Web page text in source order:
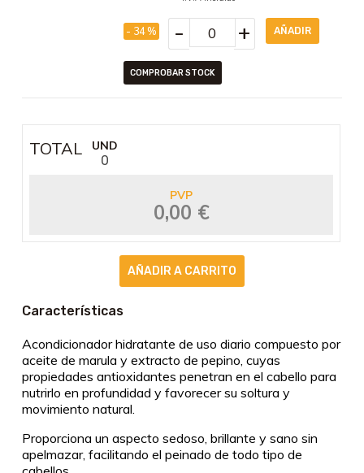
- 34 % - +
COMPROBAR STOCK
TOTAL UND
0
PVP
0,00 €
Características
Acondicionador hidratante de uso diario compuesto por
aceite de marula y extracto de pepino, cuyas
propiedades antioxidantes penetran en el cabello para
nutrirlo en profundidad y favorecer su soltura y
movimiento natural.
Proporciona un aspecto sedoso, brillante y sano sin
apelmazar, facilitando el peinado de todo tipo de